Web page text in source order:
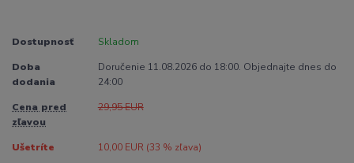
Dostupnosť Skladom
Doba
dodania
Doručenie 11.08.2026 do 18:00. Objednajte dnes do
24:00
Cena pred
zľavou
29,95 EUR
Ušetríte 10,00 EUR (33 % zľava)